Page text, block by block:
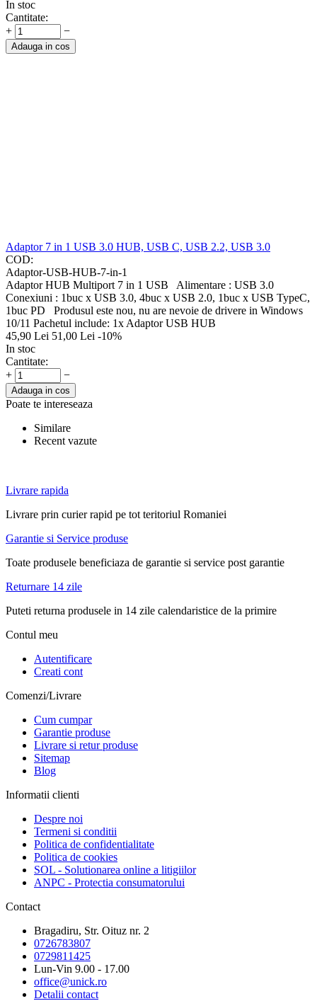
In stoc
Cantitate:
+
−
Adauga in cos
Adaptor 7 in 1 USB 3.0 HUB, USB C, USB 2.2, USB 3.0
COD:
Adaptor-USB-HUB-7-in-1
Adaptor HUB Multiport 7 in 1 USB Alimentare : USB 3.0
Conexiuni : 1buc x USB 3.0, 4buc x USB 2.0, 1buc x USB TypeC,
1buc PD Produsul este nou, nu are nevoie de drivere in Windows
10/11 Pachetul include: 1x Adaptor USB HUB
45,90 Lei 51,00 Lei -10%
In stoc
Cantitate:
+
−
Adauga in cos
Poate te intereseaza
Similare
Recent vazute
Livrare rapida
Livrare prin curier rapid pe tot teritoriul Romaniei
Garantie si Service produse
Toate produsele beneficiaza de garantie si service post garantie
Returnare 14 zile
Puteti returna produsele in 14 zile calendaristice de la primire
Contul meu
Autentificare
Creati cont
Comenzi/Livrare
Cum cumpar
Garantie produse
Livrare si retur produse
Sitemap
Blog
Informatii clienti
Despre noi
Termeni si conditii
Politica de confidentialitate
Politica de cookies
SOL - Solutionarea online a litigiilor
ANPC - Protectia consumatorului
Contact
Bragadiru, Str. Oituz nr. 2
0726783807
0729811425
Lun-Vin 9.00 - 17.00
office@unick.ro
Detalii contact